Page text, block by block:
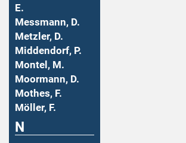
E.
Messmann, D.
Metzler, D.
Middendorf, P.
Montel, M.
Moormann, D.
Mothes, F.
Möller, F.
N